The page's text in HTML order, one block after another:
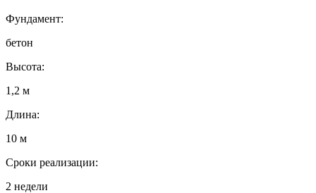
Фундамент:
бетон
Высота:
1,2 м
Длина:
10 м
Сроки реализации:
2 недели